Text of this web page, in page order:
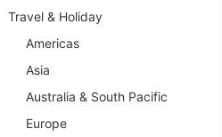
Travel & Holiday
Americas
Asia
Australia & South Pacific
Europe